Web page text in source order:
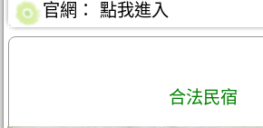
官網：
點我進入
合法民宿